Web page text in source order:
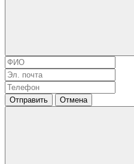
Отправить Отмена